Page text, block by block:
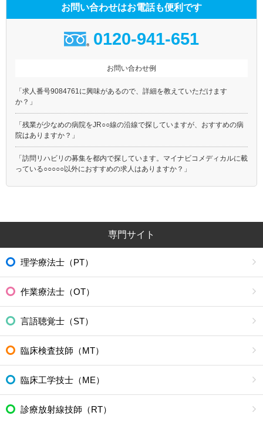
お問い合わせはお電話も便利です
0120-941-651
お問い合わせ例
「求人番号9084761に興味があるので、詳細を教えていただけます
か？」
「残業が少なめの病院をJR○○線の沿線で探していますが、おすすめの病
院はありますか？」
「訪問リハビリの募集を都内で探しています。マイナビコメディカルに載
っている○○○○○以外におすすめの求人はありますか？」
専門サイト
理学療法士（PT）
作業療法士（OT）
言語聴覚士（ST）
臨床検査技師（MT）
臨床工学技士（ME）
診療放射線技師（RT）